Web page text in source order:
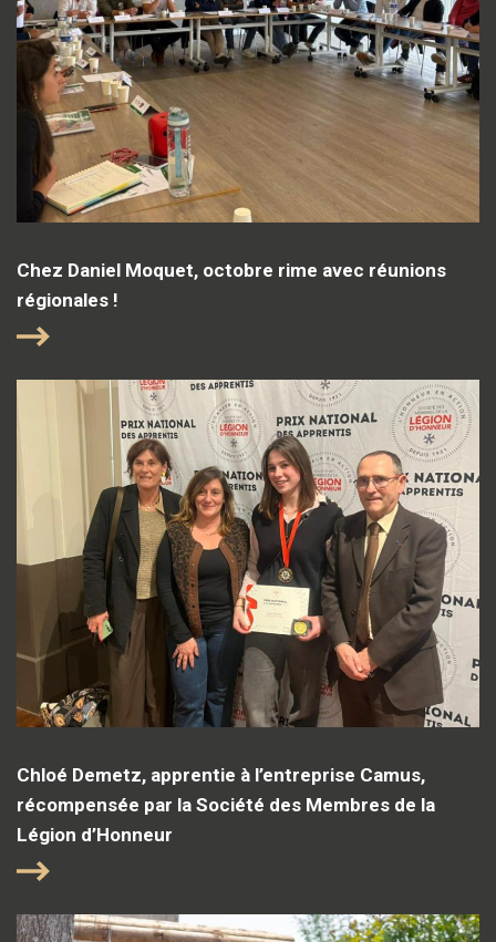
Chez Daniel Moquet, octobre rime avec réunions
régionales !
Chloé Demetz, apprentie à l’entreprise Camus,
récompensée par la Société des Membres de la
Légion d’Honneur